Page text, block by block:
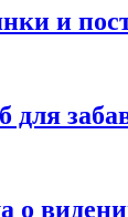
и
для
о